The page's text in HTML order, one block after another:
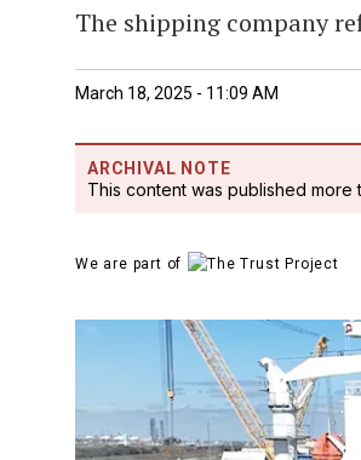
The shipping company
March 18, 2025 - 11:09 AM
ARCHIVAL NOTE
This content was published more
We are part of